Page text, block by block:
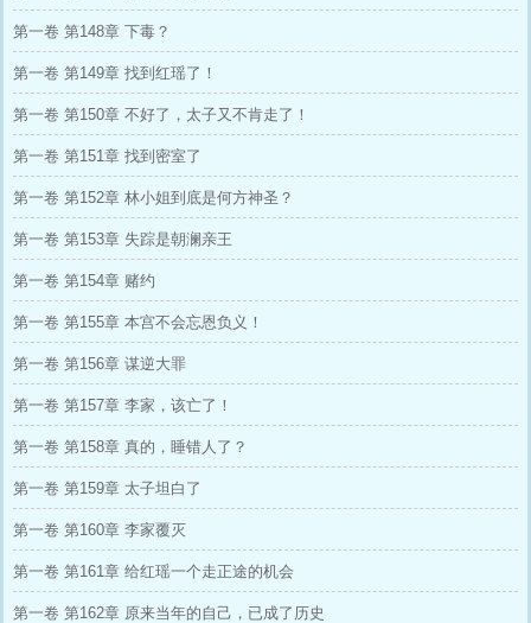
第一卷 第148章 下毒？
第一卷 第149章 找到红瑶了！
第一卷 第150章 不好了，太子又不肯走了！
第一卷 第151章 找到密室了
第一卷 第152章 林小姐到底是何方神圣？
第一卷 第153章 失踪是朝澜亲王
第一卷 第154章 赌约
第一卷 第155章 本宫不会忘恩负义！
第一卷 第156章 谋逆大罪
第一卷 第157章 李家，该亡了！
第一卷 第158章 真的，睡错人了？
第一卷 第159章 太子坦白了
第一卷 第160章 李家覆灭
第一卷 第161章 给红瑶一个走正途的机会
第一卷 第162章 原来当年的自己，已成了历史